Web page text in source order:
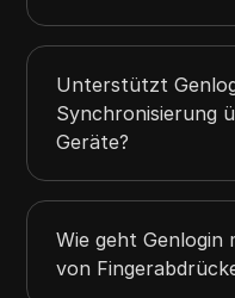
Unterstützt
Synchronisierung
Geräte?
Wie geht Genlogin
von